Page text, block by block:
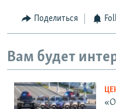
Поделиться
Вам будет